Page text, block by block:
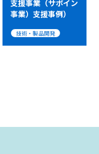
支援事業（サポイン
事業）支援事例）
技術・製品開発